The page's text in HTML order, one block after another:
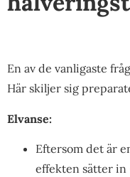
En av de vanligaste
Här skiljer sig
Elvanse:
Eftersom det är
effekten sätter in